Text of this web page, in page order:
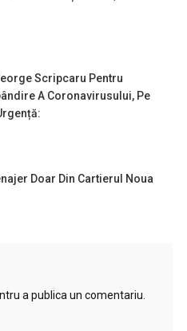
Scripcaru Pentru
A Coronavirusului, Pe
Doar Din Cartierul Noua
a publica un comentariu.